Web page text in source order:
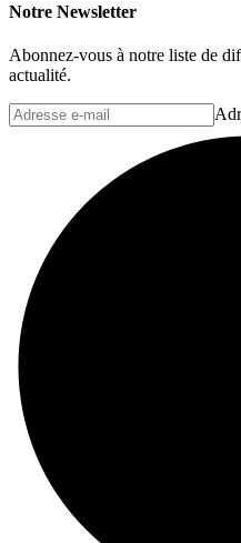
Notre Newsletter
Abonnez-vous à notre liste de
actualité.